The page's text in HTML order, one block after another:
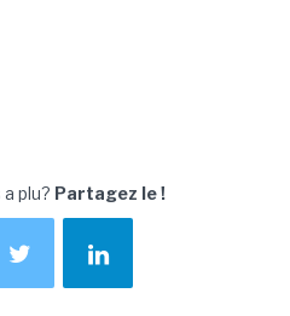
plu? Partagez le !